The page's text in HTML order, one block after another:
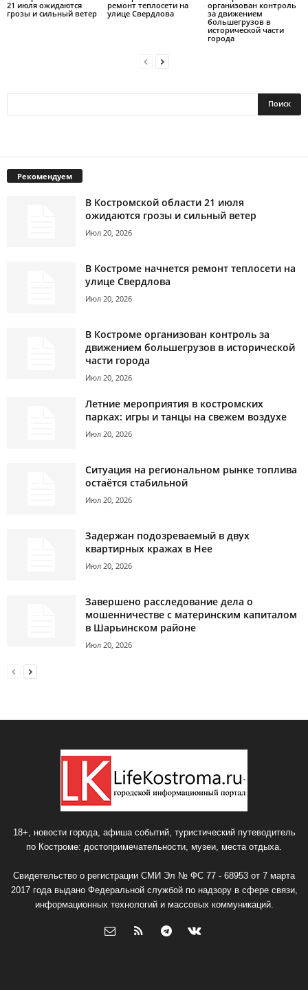
21 июля ожидаются
грозы и сильный ветер
ремонт теплосети на
улице Свердлова
организован контроль
за движением
большегрузов в
исторической части
города
Рекомендуем
В Костромской области 21 июля
ожидаются грозы и сильный ветер
Июл 20, 2026
В Костроме начнется ремонт теплосети на
улице Свердлова
Июл 20, 2026
В Костроме организован контроль за
движением большегрузов в исторической
части города
Июл 20, 2026
Летние мероприятия в костромских
парках: игры и танцы на свежем воздухе
Июл 20, 2026
Ситуация на региональном рынке топлива
остаётся стабильной
Июл 20, 2026
Задержан подозреваемый в двух
квартирных кражах в Нее
Июл 20, 2026
Завершено расследование дела о
мошенничестве с материнским капиталом
в Шарьинском районе
Июл 20, 2026
18+, новости города, афиша событий, туристический путеводитель
по Костроме: достопримечательности, музеи, места отдыха.
Свидетельство о регистрации СМИ Эл № ФС 77 - 68953 от 7 марта
2017 года выдано Федеральной службой по надзору в сфере связи,
информационных технологий и массовых коммуникаций.